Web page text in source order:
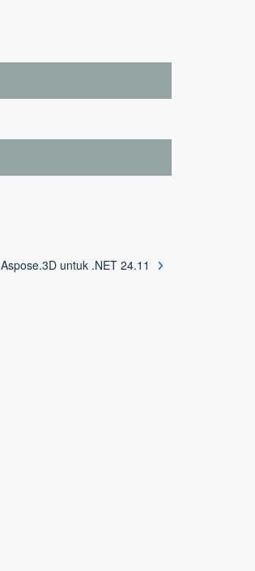
Aspose.3D untuk .NET 24.11